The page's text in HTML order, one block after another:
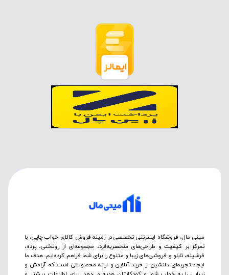
مینی مال، فروشگاه اینترنتی تخصصی در زمینه فروش کالای خواب چاپی، با
تمرکز بر کیفیت و طراحی‌های منحصربه‌فرد، مجموعه‌ای از روتختی‌، پرده،
فرشینه، تابلو و فروشی‌های زیبا و متنوع را برای شما فراهم کرده‌ایم. هدف ما
ایجاد تجربه‌ای دلنشین از خرید آنلاین و ارائه محصولاتی است که آرامش و